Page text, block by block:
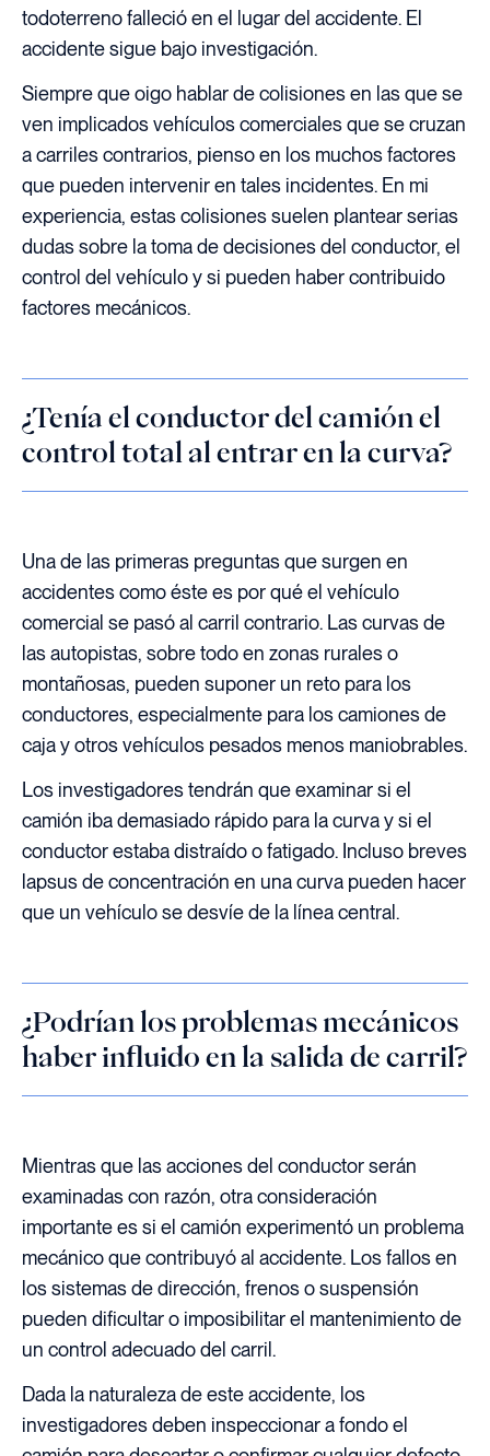
todoterreno falleció en el lugar del accidente. El
accidente sigue bajo investigación.
Siempre que oigo hablar de colisiones en las que se
ven implicados vehículos comerciales que se cruzan
a carriles contrarios, pienso en los muchos factores
que pueden intervenir en tales incidentes. En mi
experiencia, estas colisiones suelen plantear serias
dudas sobre la toma de decisiones del conductor, el
control del vehículo y si pueden haber contribuido
factores mecánicos.
¿Tenía el conductor del camión el
control total al entrar en la curva?
Una de las primeras preguntas que surgen en
accidentes como éste es por qué el vehículo
comercial se pasó al carril contrario. Las curvas de
las autopistas, sobre todo en zonas rurales o
montañosas, pueden suponer un reto para los
conductores, especialmente para los camiones de
caja y otros vehículos pesados menos maniobrables.
Los investigadores tendrán que examinar si el
camión iba demasiado rápido para la curva y si el
conductor estaba distraído o fatigado. Incluso breves
lapsus de concentración en una curva pueden hacer
que un vehículo se desvíe de la línea central.
¿Podrían los problemas mecánicos
haber influido en la salida de carril?
Mientras que las acciones del conductor serán
examinadas con razón, otra consideración
importante es si el camión experimentó un problema
mecánico que contribuyó al accidente. Los fallos en
los sistemas de dirección, frenos o suspensión
pueden dificultar o imposibilitar el mantenimiento de
un control adecuado del carril.
Dada la naturaleza de este accidente, los
investigadores deben inspeccionar a fondo el